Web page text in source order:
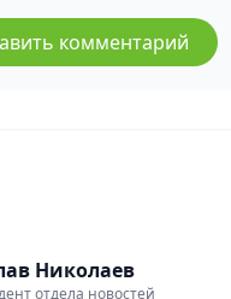
Николаев
отдела новостей
комментарий